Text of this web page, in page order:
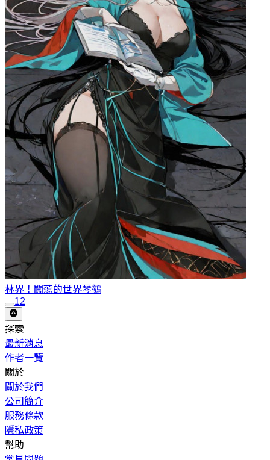
林界！闖蕩的世界琴鵺
12
探索
最新消息
作者一覽
關於
關於我們
公司簡介
服務條款
隱私政策
幫助